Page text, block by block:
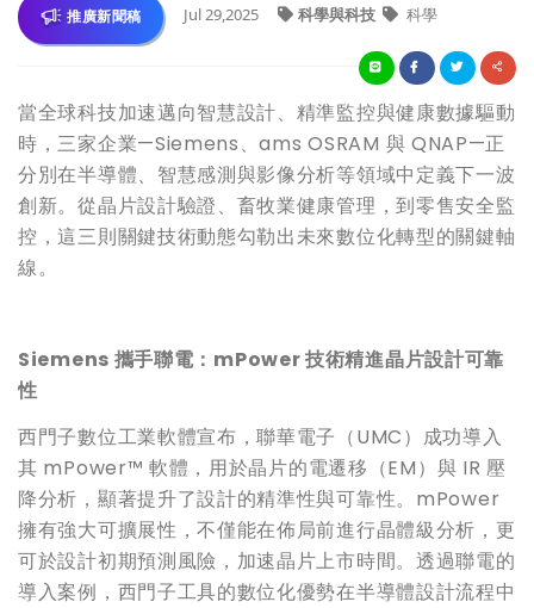
推廣新聞稿 Jul 29,2025 科學與科技 科學
當全球科技加速邁向智慧設計、精準監控與健康數據驅動
時，三家企業—Siemens、ams OSRAM 與 QNAP—正
分別在半導體、智慧感測與影像分析等領域中定義下一波
創新。從晶片設計驗證、畜牧業健康管理，到零售安全監
控，這三則關鍵技術動態勾勒出未來數位化轉型的關鍵軸
線。
Siemens 攜手聯電：mPower技術精進晶片設計可靠
性
西門子數位工業軟體宣布，聯華電子（UMC）成功導入
其 mPower™ 軟體，用於晶片的電遷移（EM）與 IR 壓
降分析，顯著提升了設計的精準性與可靠性。mPower
擁有強大可擴展性，不僅能在佈局前進行晶體級分析，更
可於設計初期預測風險，加速晶片上市時間。透過聯電的
導入案例，西門子工具的數位化優勢在半導體設計流程中